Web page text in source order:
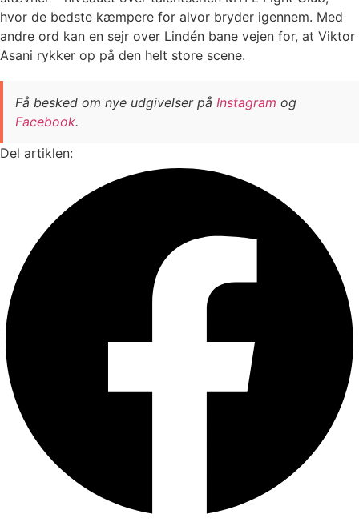
hvor de bedste kæmpere for alvor bryder igennem. Med
andre ord kan en sejr over Lindén bane vejen for, at Viktor
Asani rykker op på den helt store scene.
Få besked om nye udgivelser på Instagram og
Facebook.
Del artiklen: